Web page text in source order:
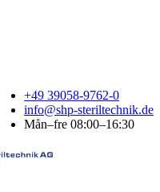
+49 39058-9762-0
info@shp-steriltechnik.de
Mån–fre 08:00–16:30